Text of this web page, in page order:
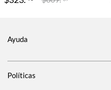
Ayuda
Políticas